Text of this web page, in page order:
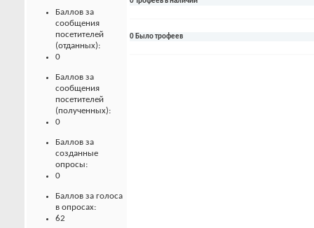
Баллов за
сообщения
посетителей
(отданных):
0
Баллов за
сообщения
посетителей
(полученных):
0
Баллов за
созданные
опросы:
0
Баллов за голоса
в опросах:
62
0 Было трофеев